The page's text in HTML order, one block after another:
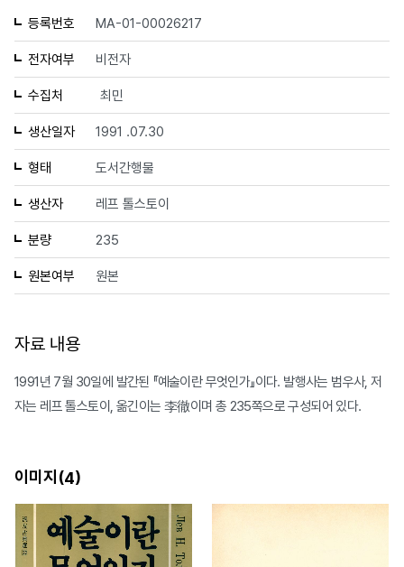
등록번호 MA-01-00026217
전자여부 비전자
수집처 최민
생산일자 1991 .07.30
형태 도서간행물
생산자 레프 톨스토이
분량 235
원본여부 원본
자료 내용
1991년 7월 30일에 발간된 『예술이란 무엇인가』이다. 발행사는 범우사, 저
자는 레프 톨스토이, 옮긴이는 李徹이며 총 235쪽으로 구성되어 있다.
이미지(4)